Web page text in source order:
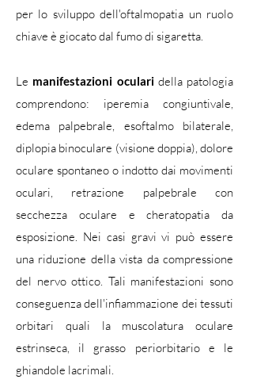
per lo sviluppo dell'oftalmopatia un ruolo
chiave è giocato dal fumo di sigaretta.
Le manifestazioni ocularidella patologia
comprendono: iperemia congiuntivale,
edema palpebrale, esoftalmo bilaterale,
diplopia binoculare (visione doppia), dolore
oculare spontaneo o indotto dai movimenti
oculari, retrazione palpebrale con
secchezza oculare e cheratopatia da
esposizione. Nei casi gravi vi può essere
una riduzione della vista da compressione
del nervo ottico. Tali manifestazioni sono
conseguenza dell'infiammazione dei tessuti
orbitari quali la muscolatura oculare
estrinseca, il grasso periorbitario e le
ghiandole lacrimali.